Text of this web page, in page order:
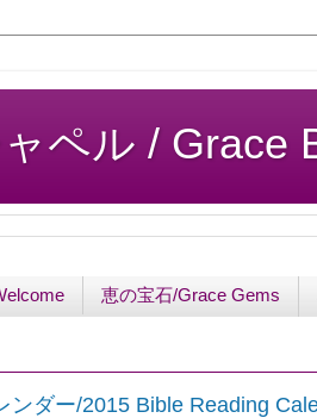
ペル / Grace
恵の宝石/Grace Gems
ンダー/2015 Bible Reading